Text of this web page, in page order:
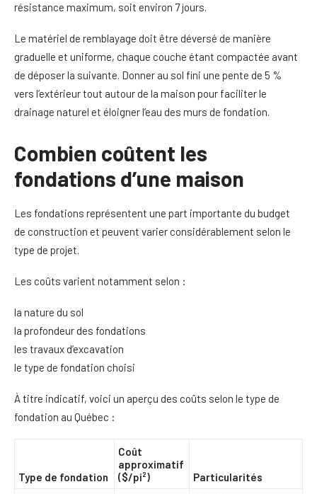
résistance maximum, soit environ 7 jours.
Le matériel de remblayage doit être déversé de manière
graduelle et uniforme, chaque couche étant compactée avant
de déposer la suivante. Donner au sol fini une pente de 5 %
vers l’extérieur tout autour de la maison pour faciliter le
drainage naturel et éloigner l’eau des murs de fondation.
Combien coûtent les
fondations d’une maison
Les fondations représentent une part importante du budget
de construction et peuvent varier considérablement selon le
type de projet.
Les coûts varient notamment selon :
la nature du sol
la profondeur des fondations
les travaux d’excavation
le type de fondation choisi
À titre indicatif, voici un aperçu des coûts selon le type de
fondation au Québec :
Type de fondation
Coût
approximatif
($/pi²)
Particularités